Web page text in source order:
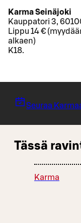
Karma Seinäjoki
Kauppatori 3,
Lippu 14 €
alkaen)
K18.
Seuraa
Tässä
Karma